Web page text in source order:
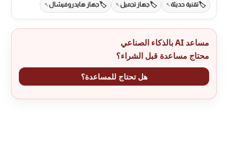
تقنية حديثة جهاز تجميل جهاز هايدروفيشال
مساعد AI بالذكاء الصناعي
محتاج مساعدة قبل الشراء؟
هل تحتاج للمساعدة؟